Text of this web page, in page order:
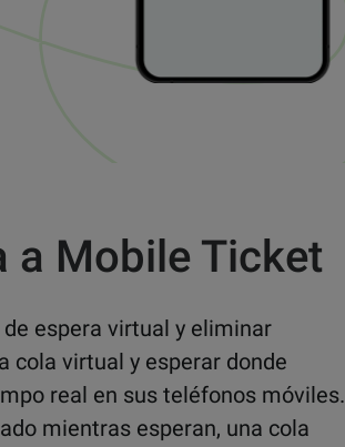
a Mobile Ticket
espera virtual y eliminar
cola virtual y esperar donde
real en sus teléfonos móviles.
mientras esperan, una cola